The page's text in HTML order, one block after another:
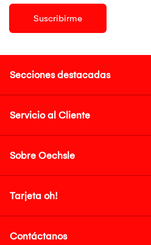
Suscribirme
Secciones destacadas
Servicio al Cliente
Sobre Oechsle
Tarjeta oh!
Contáctanos